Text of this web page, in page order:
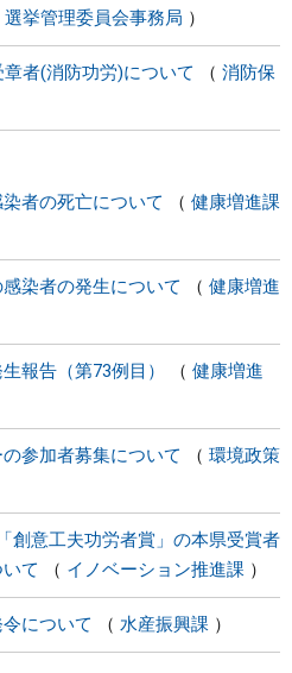
選挙管理委員会事務局
者(消防功労)について
消防保
者の死亡について 健康増進課
染者の発生について
健康増進
報告（第73例目）
健康増進
参加者募集について
環境政策
創意工夫功労者賞」の本県受賞者
て
イノベーション推進課
について 水産振興課